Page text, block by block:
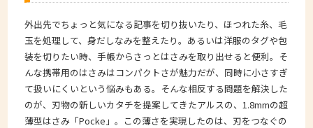
外出先でちょっと気になる記事を切り抜いたり、ほつれた糸、毛
玉を処理して、身だしなみを整えたり。あるいは洋服のタグや包
装を切りたい時、手帳からさっとはさみを取り出せると便利。そ
んな携帯用のはさみはコンパクトさが魅力だが、同時に小さすぎ
て扱いにくいという悩みもある。そんな相反する問題を解決した
のが、刃物の新しいカタチを提案してきたアルスの、1.8mmの超
薄型はさみ「Pocke」。この薄さを実現したのは、刃をつなぐの